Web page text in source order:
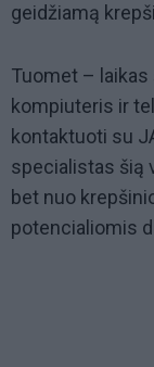
geidžiamą
Tuomet – laikas
kompiuteris ir
kontaktuoti su
specialistas šią
bet nuo
potencialiomis